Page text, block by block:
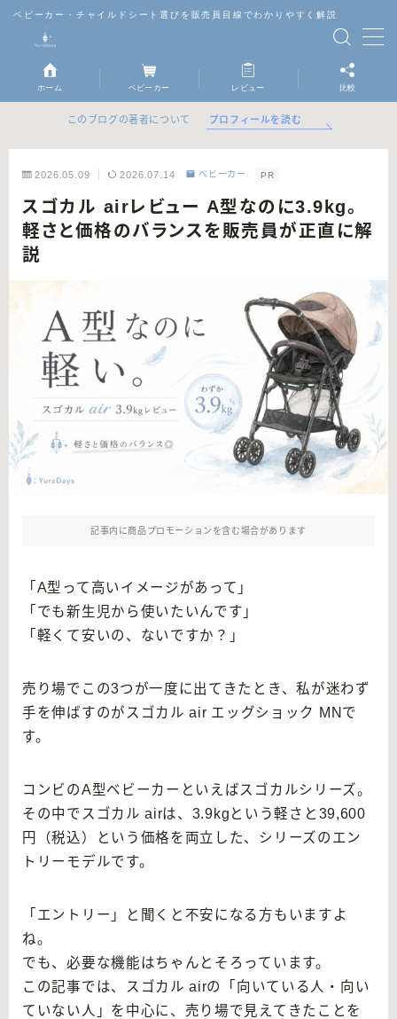
ベビーカー・チャイルドシート選びを販売員目線でわかりやすく解説
MENU
ベビーカー
チャイルドシート
抱っこ紐
レビュー
比較
ホーム ベビーカー レビュー 比較
このブログの著者について プロフィールを読む
2026.05.09 2026.07.14 ベビーカー PR
スゴカル airレビュー A型なのに3.9kg。
軽さと価格のバランスを販売員が正直に解
説
記事内に商品プロモーションを含む場合があります
「A型って高いイメージがあって」
「でも新生児から使いたいんです」
「軽くて安いの、ないですか？」
売り場でこの3つが一度に出てきたとき、私が迷わず
手を伸ばすのがスゴカル air エッグショック MNで
す。
コンビのA型ベビーカーといえばスゴカルシリーズ。
その中でスゴカル airは、3.9kgという軽さと39,600
円（税込）という価格を両立した、シリーズのエン
トリーモデルです。
「エントリー」と聞くと不安になる方もいますよ
ね。
でも、必要な機能はちゃんとそろっています。
この記事では、スゴカル airの「向いている人・向い
ていない人」を中心に、売り場で見えてきたことを